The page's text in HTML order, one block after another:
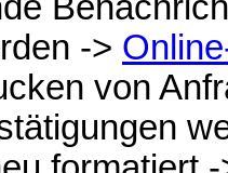
->
von